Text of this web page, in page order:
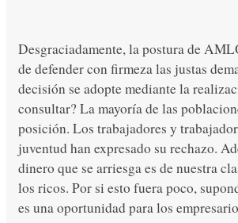
Desgraciadamente, la postura de
de defender con firmeza las justas
decisión se adopte mediante la
consultar? La mayoría de las
posición. Los trabajadores y
juventud han expresado su rechazo.
dinero que se arriesga es de nuestra
los ricos. Por si esto fuera poco,
es una oportunidad para los